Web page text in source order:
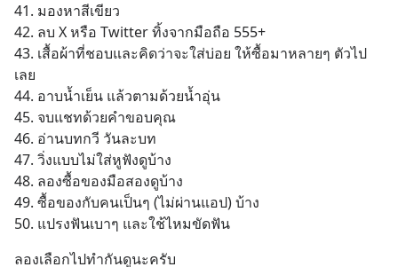
แม่น้ำโขง
41. มองหาสีเขียว
42. ลบ X หรือ Twitter ทิ้งจากมือถือ 555+
43. เสื้อผ้าที่ชอบและคิดว่าจะใส่บ่อย ให้ซื้อมาหลายๆ ตัวไป
เลย
44. อาบน้ำเย็น แล้วตามด้วยน้ำอุ่น
45. จบแชทด้วยคำขอบคุณ
46. อ่านบทกวี วันละบท
47. วิ่งแบบไม่ใส่หูฟังดูบ้าง
48. ลองซื้อของมือสองดูบ้าง
49. ซื้อของกับคนเป็นๆ (ไม่ผ่านแอป) บ้าง
50. แปรงฟันเบาๆ และใช้ไหมขัดฟัน
ลองเลือกไปทำกันดูนะครับ